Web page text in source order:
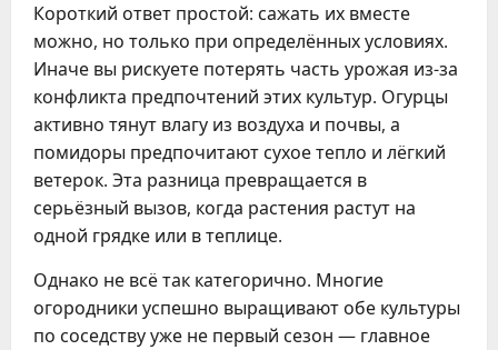
Короткий ответ простой: сажать их вместе
можно, но только при определённых условиях.
Иначе вы рискуете потерять часть урожая из-за
конфликта предпочтений этих культур. Огурцы
активно тянут влагу из воздуха и почвы, а
помидоры предпочитают сухое тепло и лёгкий
ветерок. Эта разница превращается в
серьёзный вызов, когда растения растут на
одной грядке или в теплице.
Однако не всё так категорично. Многие
огородники успешно выращивают обе культуры
по соседству уже не первый сезон — главное